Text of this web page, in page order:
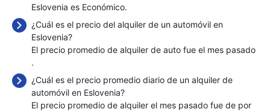
Eslovenia es Económico.
¿Cuál es el precio del alquiler de un automóvil en
Eslovenia?
El precio promedio de alquiler de auto fue el mes pasado
.
¿Cuál es el precio promedio diario de un alquiler de
automóvil en Eslovenia?
El precio promedio de alquiler el mes pasado fue de por